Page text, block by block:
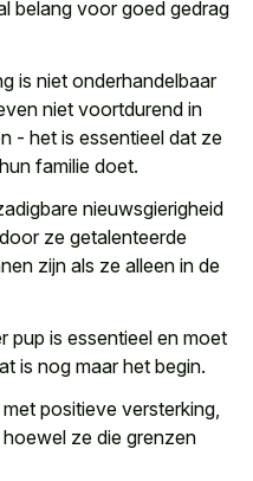
belang voor goed gedrag
is niet onderhandelbaar
niet voortdurend in
- het is essentieel dat ze
familie doet.
nieuwsgierigheid
ze getalenteerde
zijn als ze alleen in de
pup is essentieel en moet
is nog maar het begin.
positieve versterking,
ze die grenzen